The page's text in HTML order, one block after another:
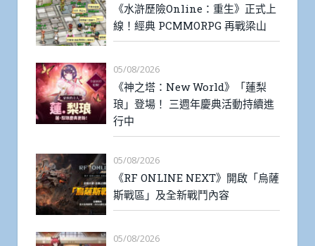
《水滸歷險Online：重生》正式上
線！經典 PCMMORPG 再戰梁山
05/08/2026
《神之塔：New World》「蓮梨
琅」登場！ 三週年慶典活動持續進
行中
05/08/2026
《RF ONLINE NEXT》開啟「烏薩
斯戰區」及全新戰鬥內容
05/08/2026